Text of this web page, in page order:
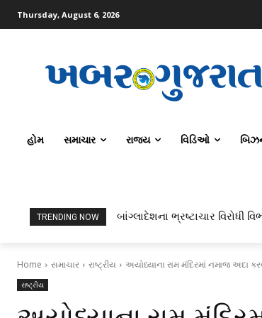
Thursday, August 6, 2026
હોમ સમાચાર રાજ્ય વિડિઓ
TRENDING NOW ટોપર્સ કોમ્પ્યુટર સાયન્સ અને
બાંગ્લાદેશના ભ્રષ્ટાચાર વિરોધી
Home સમાચાર રાષ્ટ્રીય અયોધ્યાના રામ મંદિરમાં નમાજ અદા
રાષ્ટ્રીય